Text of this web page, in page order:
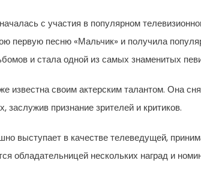
с участия в популярном
первую песню «Мальчик» и получила
и стала одной из самых знаменитых
известна своим актерским талантом. Она
заслужив признание зрителей и критиков.
выступает в качестве телеведущей,
обладательницей нескольких наград и